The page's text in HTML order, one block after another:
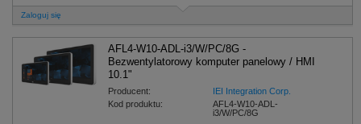
Zaloguj się
AFL4-W10-ADL-i3/W/PC/8G -
Bezwentylatorowy komputer panelowy / HMI
10.1"
Producent:
IEI Integration Corp.
Kod produktu:
AFL4-W10-ADL-
i3/W/PC/8G